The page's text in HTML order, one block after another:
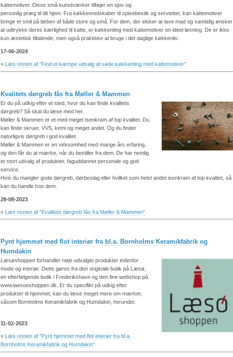
kattemotiver. Disse små kunstværker tilføjer en sjov og
personlig præg til dit hjem. Fra køkkenredskaber til spisebestik og servietter, kan kattemotiver
bringe et smil på læben af både store og små. For dem, der elsker at lave mad og samtidig ønsker
at udtrykke deres kærlighed til katte, er køkkenting med kattemotiver en ideel løsning. De er ikke
kun æstetisk tiltalende, men også praktiske at bruge i det daglige køkkenliv.
17-06-2024
» Læs resten af "Find et kæmpe udvalg af søde køkkenting med kattemotiver"
Kvalitets dørgreb fås fra Møller & Mammen
Er du på udkig efter et sted, hvor du kan finde kvalitets
dørgreb? Så skal du læse med her.
Møller & Mammen er et med meget isenkram af top kvalitet. Du
kan finde skruer, VVS, kemi og meget andet. Og du finder
naturligvis dørgreb i god kvalitet.
Møller & Mammen er en virksomhed med mange års erfaring,
og den får du at mærke, når du bestiller fra dem. De har nemlig
et stort udvalg af produkter, faguddannet personale og god
service.
Hvis du mangler gode dørgreb, dørbeslag eller hvilket som helst andet isenkram af top kvalitet, så
kan du handle hos dem.
28-08-2023
» Læs resten af "Kvalitets dørgreb fås fra Møller & Mammen"
Pynt hjemmet med flot interiør fra bl.a. Bornholms Keramikfabrik og
Humdakin
Læsøshoppen forhandler nøje udvalgte produkter indenfor
mode og interiør. Dette gøres fra den originale butik på Læsø,
en efterfølgende butik i Frederikshavn og den fine webshop på
www.laesoeshoppen.dk. Er du specifikt på udkig efter
produkter til hjemmet, kan du læse meget mere om mærker,
såsom Bornholms Keramikfabrik og Humdakin, herunder.
11-02-2023
» Læs resten af "Pynt hjemmet med flot interiør fra bl.a.
Bornholms Keramikfabrik og Humdakin"